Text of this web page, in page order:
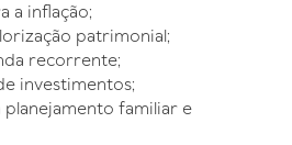
a inflação;
patrimonial;
recorrente;
investimentos;
planejamento familiar e